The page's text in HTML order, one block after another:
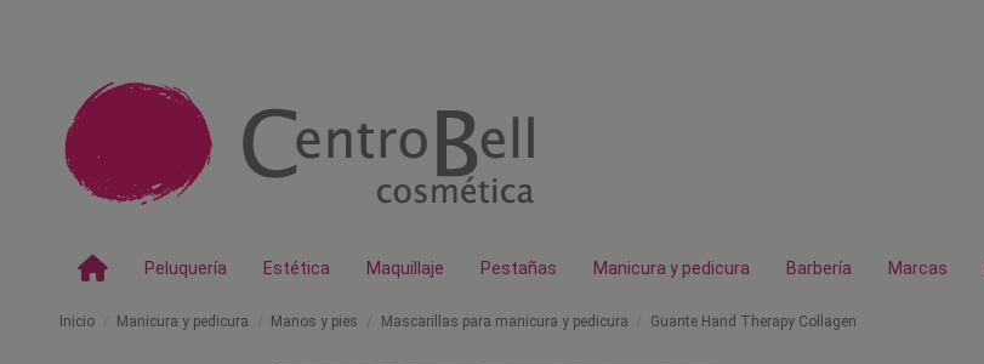
Peluquería Estética Maquillaje Pestañas Manicura y pedicura Barbería Marcas
Inicio Manicura y pedicura Manos y pies Mascarillas para manicura y pedicura Guante Hand Therapy Collagen